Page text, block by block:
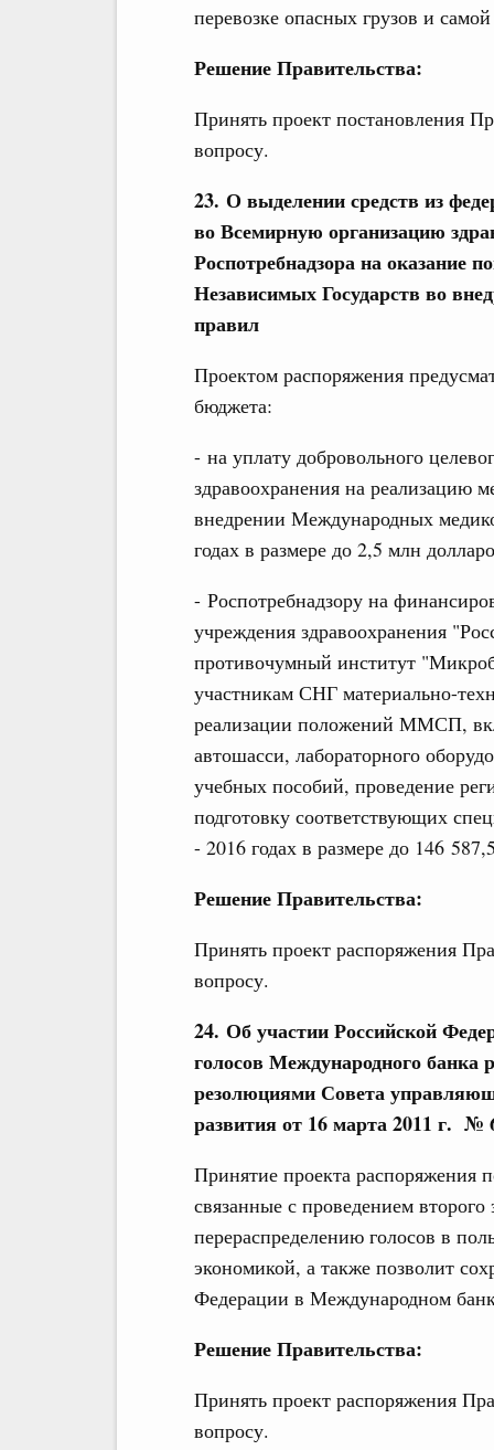
перевозке опасных грузов и
Решение Правительства:
Принять проект постановления
вопросу.
23. О выделении средств из
во Всемирную организацию
Роспотребнадзора на оказание
Независимых Государств во
правил
Проектом распоряжения
бюджета:
- на уплату добровольного
здравоохранения на реализацию
внедрении Международных
годах в размере до 2,5 млн
- Роспотребнадзору на
учреждения здравоохранения
противочумный институт
участникам СНГ материально-
реализации положений ММСП,
автошасси, лабораторного
учебных пособий, проведение
подготовку соответствующих
- 2016 годах в размере до 146
Решение Правительства:
Принять проект распоряжения
вопросу.
24. Об участии Российской
голосов Международного банка
резолюциями Совета
развития от 16 марта 2011 г. №
Принятие проекта распоряжения
связанные с проведением
перераспределению голосов в
экономикой, а также позволит
Федерации в Международном
Решение Правительства:
Принять проект распоряжения
вопросу.